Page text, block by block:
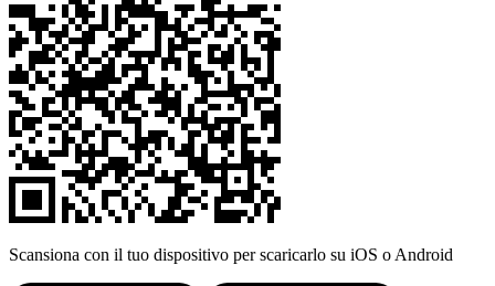
Scansiona con il tuo dispositivo per scaricarlo su iOS o Android